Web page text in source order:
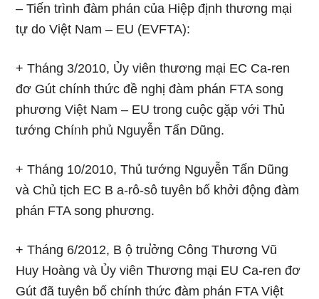
– Tiến trình đàm phán của Hiệp định thương mại
tự do Việt Nam – EU (EVFTA):
+ Tháng 3/2010, Ủy viên thương mại EC Ca-ren
đơ Gút chính thức đề nghị đàm phán FTA song
phương Việt Nam – EU trong cuộc gặp với Thủ
tướng Chíᥒh phủ Nguyễn Tấn Dũng.
+ Tháng 10/2010, Thủ tướng Nguyễn Tấn Dũng
và Chủ tịch EC B a-rô-sô tuyên bố khởi động đàm
phán FTA song phương.
+ Tháng 6/2012, B ộ tru̕ởng Công Thương Vũ
Huy Hoàng và Ủy viên Thương mại EU Ca-ren đơ
Gút đã tuyên bố chính thức đàm phán FTA Việt